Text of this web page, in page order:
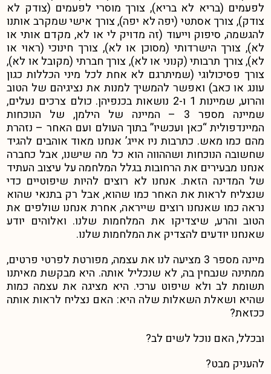
לפעמים (בריא לא בריא), צורך מוסרי לפעמים (צודק לא
צודק), צורך אסתטי (יפה לא יפה), צורך אישי שמקרב אותנו
להגשמה, סיפוק וייעוד (זה מדויק לי או לא, מקדם אותי או
לא), צורך הישרדותי (מסוכן או לא), צורך חינוכי (ראוי או
לא), צורך תרבותי (קנוני או לא), צורך חברתי (מקובל או לא),
צורך פסיכולוגי (שמיתרגם לא אחת לכל מיני הכללות כגון
עונג או כאב) ואפשר להמשיך למנות את נציגיהם של הטוב
והרוע, שמיינות 1 ו-2 נושאות בכנפיהן. כולם צרכים נעלים,
שמיינה מספר 3 – המיינה של הילמן, של הנוכחות
המיינדפולית “כאן ועכשיו” בתוך העולם ועם האחר – נזהרת
מהם כמו מאש. כתרבות ניו אייג’ אנחנו מאוד אוהבים להגיד
שחשובה הנוכחות ושההווה הוא כל מה שישנו, אבל כחברה
אנחנו מבעירים את הרחובות בגלל המלחמה על עיצוב העתיד
של המדינה הזאת. אנחנו לא רוצים להיות שיפוטיים כדי
שנצליח לראות את האחר כמו שהוא, אבל רק בתנאי שהוא
נראה כמו שאנחנו רוצים שייראה, אחרת אנחנו שולפים את
הטוב והרע, שיצדיקו את המלחמות שלנו. ואלוהים יודע
שאנחנו יודעים להצדיק את המלחמות שלנו.
מיינה מספר 3 מציעה לנו את עצמה, מפורטת לפרטי פרטים,
ממתינה שנבחין בה, לא שנכליל אותה. היא מבקשת מאיתנו
תשומת לב ולא שיפוט ערכי. היא מציגה את עצמה כמות
שהיא ושאלת השאלות שלה היא: האם נצליח לראות אותה
ככזאת?
ובכלל, האם נוכל לשים לב?
להעניק מבט?